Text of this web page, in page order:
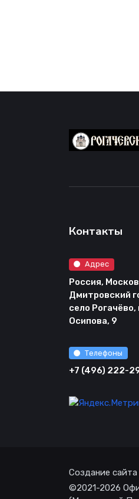
Контакты
Адрес
Россия,
Дмитровский
село
Осипова, 9
Телефоны
+7 (496) 222-
Создание
©2021-2026